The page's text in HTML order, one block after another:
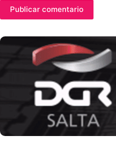
Publicar comentario